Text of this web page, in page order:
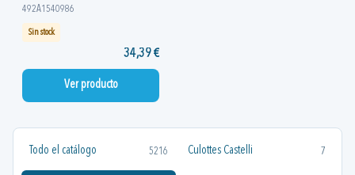
Todo el catálogo 5216 Culottes Castelli 7
492A1540986
Sin stock
34,39 €
Ver producto